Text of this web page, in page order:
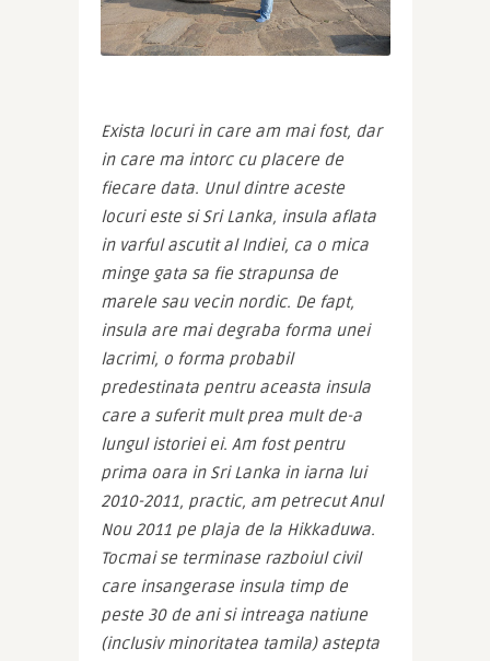
Exista locuri in care am mai fost, dar
in care ma intorc cu placere de
fiecare data. Unul dintre aceste
locuri este si Sri Lanka, insula aflata
in varful ascutit al Indiei, ca o mica
minge gata sa fie strapunsa de
marele sau vecin nordic. De fapt,
insula are mai degraba forma unei
lacrimi, o forma probabil
predestinata pentru aceasta insula
care a suferit mult prea mult de-a
lungul istoriei ei. Am fost pentru
prima oara in Sri Lanka in iarna lui
2010-2011, practic, am petrecut Anul
Nou 2011 pe plaja de la Hikkaduwa.
Tocmai se terminase razboiul civil
care insangerase insula timp de
peste 30 de ani si intreaga natiune
(inclusiv minoritatea tamila) astepta